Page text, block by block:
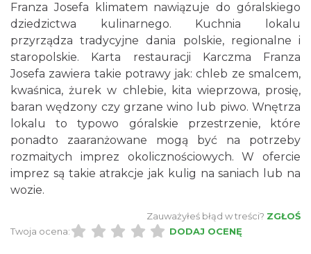
Franza Josefa klimatem nawiązuje do góralskiego
dziedzictwa kulinarnego. Kuchnia lokalu
przyrządza tradycyjne dania polskie, regionalne i
staropolskie. Karta restauracji Karczma Franza
Josefa zawiera takie potrawy jak: chleb ze smalcem,
kwaśnica, żurek w chlebie, kita wieprzowa, prosię,
baran wędzony czy grzane wino lub piwo. Wnętrza
lokalu to typowo góralskie przestrzenie, które
ponadto zaaranżowane mogą być na potrzeby
rozmaitych imprez okolicznościowych. W ofercie
imprez są takie atrakcje jak kulig na saniach lub na
wozie.
Zauważyłeś błąd w treści? ZGŁOŚ
Twoja ocena:
DODAJ OCENĘ